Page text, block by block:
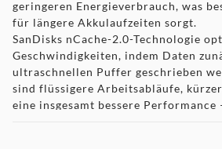
geringeren Energieverbrauch, was
für längere Akkulaufzeiten sorgt.
SanDisks nCache-2.0-Technologie
Geschwindigkeiten, indem Daten
ultraschnellen Puffer geschrieben
sind flüssigere Arbeitsabläufe,
eine insgesamt bessere